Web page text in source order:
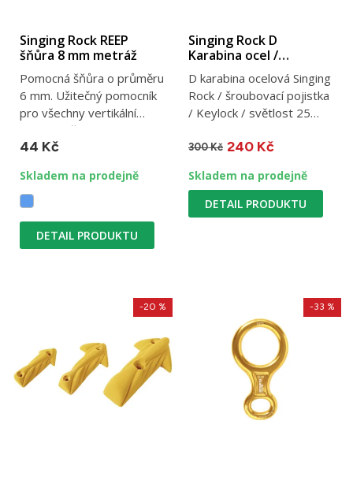
Singing Rock REEP
šňůra 8 mm metráž
Pomocná šňůra o průměru
6 mm. Užitečný pomocník
pro všechny vertikální
dobrodružství, záchrany
a...
44 Kč
Skladem na prodejně
DETAIL PRODUKTU
Singing Rock D
Karabina ocel /
šroubovací
D karabina ocelová Singing
Rock / šroubovací pojistka
/ Keylock / světlost 25
300 Kč 240 Kč
Skladem na prodejně
DETAIL PRODUKTU
-20 % -33 %